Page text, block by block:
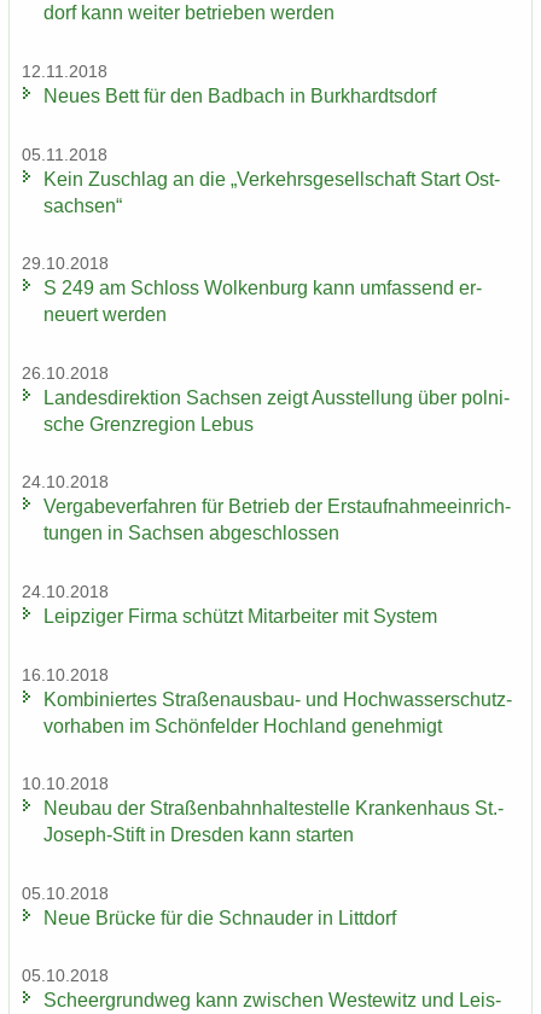
dorf kann wei­ter be­trie­ben wer­den
12.11.2018
Neues Bett für den Bad­bach in Burk­hardts­dorf
05.11.2018
Kein Zu­schlag an die „Ver­kehrs­ge­sell­schaft Start Ost­
sach­sen“
29.10.2018
S 249 am Schloss Wol­ken­burg kann um­fas­send er­
neu­ert wer­den
26.10.2018
Lan­des­di­rek­ti­on Sach­sen zeigt Aus­stel­lung über pol­ni­
sche Grenz­re­gi­on Lebus
24.10.2018
Ver­ga­be­ver­fah­ren für Be­trieb der Erst­auf­nah­me­ein­rich­
tun­gen in Sach­sen ab­ge­schlos­sen
24.10.2018
Leip­zi­ger Firma schützt Mit­ar­bei­ter mit Sys­tem
16.10.2018
Kom­bi­nier­tes Straßenausbau-​ und Hoch­was­ser­schutz­
vor­ha­ben im Schön­fel­der Hoch­land ge­neh­migt
10.10.2018
Neu­bau der Stra­ßen­bahn­hal­te­stel­le Kran­ken­haus St.-​
Joseph-Stift in Dres­den kann star­ten
05.10.2018
Neue Brü­cke für die Schnau­der in Litt­dorf
05.10.2018
Scheergrund­weg kann zwi­schen Wes­te­witz und Leis­